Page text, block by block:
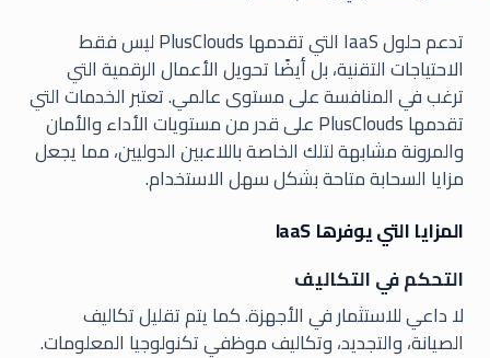
تدعم حلول IaaS التي تقدمها PlusClouds ليس فقط
الاحتياجات التقنية، بل أيضًا تحويل الأعمال الرقمية التي
ترغب في المنافسة على مستوى عالمي. تعتبر الخدمات التي
تقدمها PlusClouds على قدر من مستويات الأداء والأمان
والمرونة مشابهة لتلك الخاصة باللاعبين الدوليين، مما يجعل
مزايا السحابة متاحة بشكل سهل الاستخدام.
المزايا التي يوفرها IaaS
التحكم في التكاليف
لا داعي للاستثمار في الأجهزة. كما يتم تقليل تكاليف
الصيانة، والتجديد، وتكاليف موظفي تكنولوجيا المعلومات.